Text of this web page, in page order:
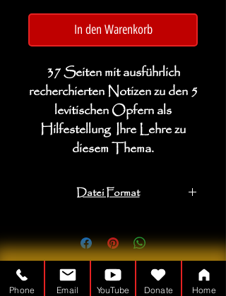
In den Warenkorb
37 Seiten mit ausführlich
recherchierten Notizen zu den 5
levitischen Opfern als
Hilfestellung Ihre Lehre zu
diesem Thema.
Datei Format
Phone Email YouTube Donate Home